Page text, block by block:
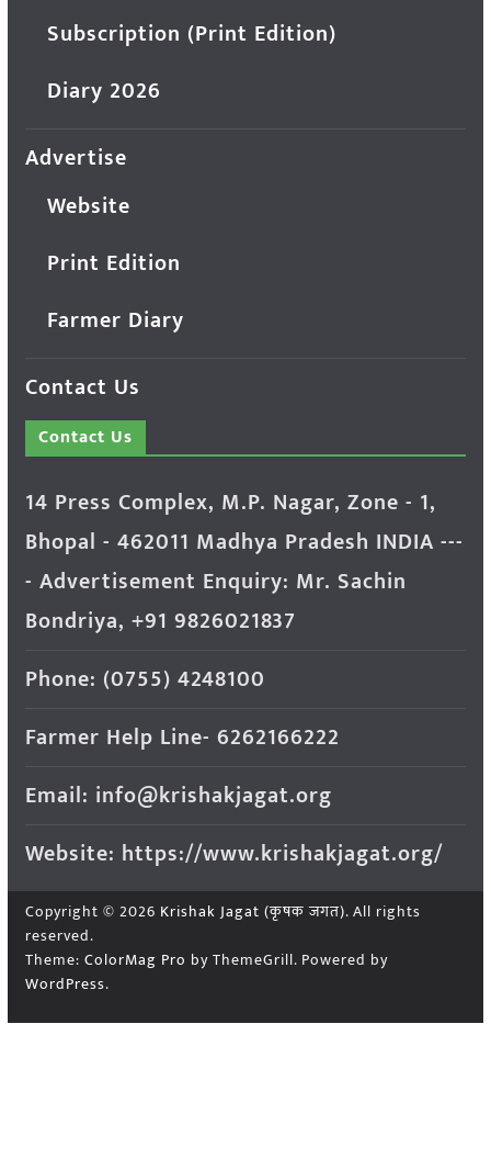
Subscription (Print Edition)
Diary 2026
Advertise
Website
Print Edition
Farmer Diary
Contact Us
Contact Us
14 Press Complex, M.P. Nagar, Zone - 1,
Bhopal - 462011 Madhya Pradesh INDIA ---
- Advertisement Enquiry: Mr. Sachin
Bondriya, +91 9826021837
Phone: (0755) 4248100
Farmer Help Line- 6262166222
Email: info@krishakjagat.org
Website: https://www.krishakjagat.org/
Copyright © 2026 Krishak Jagat (कृषक जगत). All rights
reserved.
Theme: ColorMag Pro by ThemeGrill. Powered by
WordPress.